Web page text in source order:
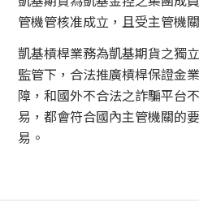
管機管核准成立，且受主管機
凱基槓桿業務為凱基期貨之獨
監管下，合法推廣槓桿保證金
障，和國外不合法之詐騙平台
易，都會符合國內主管機關的
易。